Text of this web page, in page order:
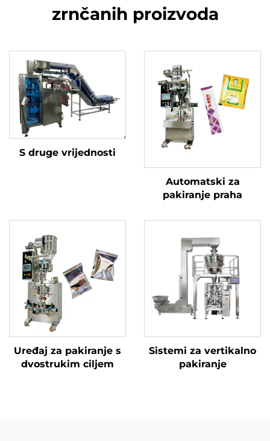
zrnčanih proizvoda
S druge vrijednosti
Automatski za
pakiranje praha
Uređaj za pakiranje s
dvostrukim ciljem
Sistemi za vertikalno
pakiranje